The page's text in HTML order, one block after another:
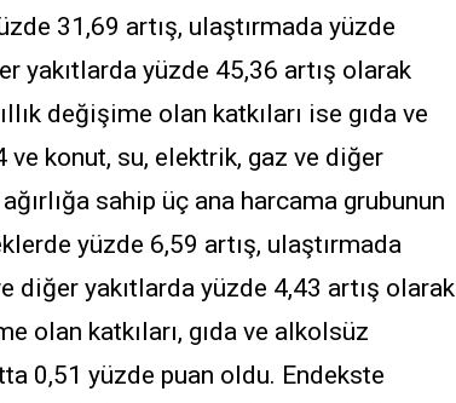
31,69 artış, ulaştırmada yüzde
yakıtlarda yüzde 45,36 artış olarak
değişime olan katkıları ise gıda ve
konut, su, elektrik, gaz ve diğer
sahip üç ana harcama grubunun
yüzde 6,59 artış, ulaştırmada
diğer yakıtlarda yüzde 4,43 artış olarak
olan katkıları, gıda ve alkolsüz
0,51 yüzde puan oldu. Endekste